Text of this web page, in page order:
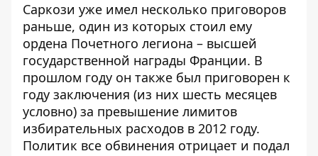
Саркози уже имел несколько приговоров
раньше, один из которых стоил ему
ордена Почетного легиона – высшей
государственной награды Франции. В
прошлом году он также был приговорен к
году заключения (из них шесть месяцев
условно) за превышение лимитов
избирательных расходов в 2012 году.
Политик все обвинения отрицает и подал